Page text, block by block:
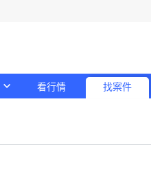
看行情 找案件